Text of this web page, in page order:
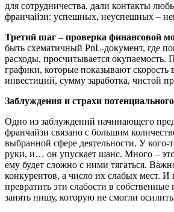
для сотрудничества, дали контакты
франчайзи: успешных, неуспешных –
Третий шаг – проверка финансовой
быть схематичный PnL-документ, где
расходы, просчитывается окупаемость.
графики, которые показывают скорость
инвестиций, сумму заработка, чистой
Заблуждения и страхи
Одно из заблуждений начинающего
франчайзи связано с большим
выбранной сфере деятельности. У кого-
руки, и… он упускает шанс. Много –
ему будет сложно с ними тягаться.
конкурентов, а число их слабых мест. И
превратить эти слабости в
занять нишу, которую не смогли